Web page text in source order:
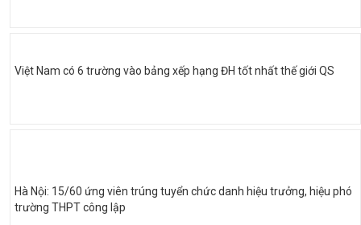
Việt Nam có 6 trường vào bảng xếp hạng ĐH tốt nhất thế giới QS
Hà Nội: 15/60 ứng viên trúng tuyển chức danh hiệu trưởng, hiệu phó
trường THPT công lập